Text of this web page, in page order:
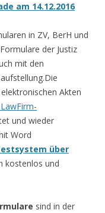
am 14.12.2016
in ZV, BerH und
der Justiz
mit den
Akten
und wieder
Word
über
kostenlos und
sind in der